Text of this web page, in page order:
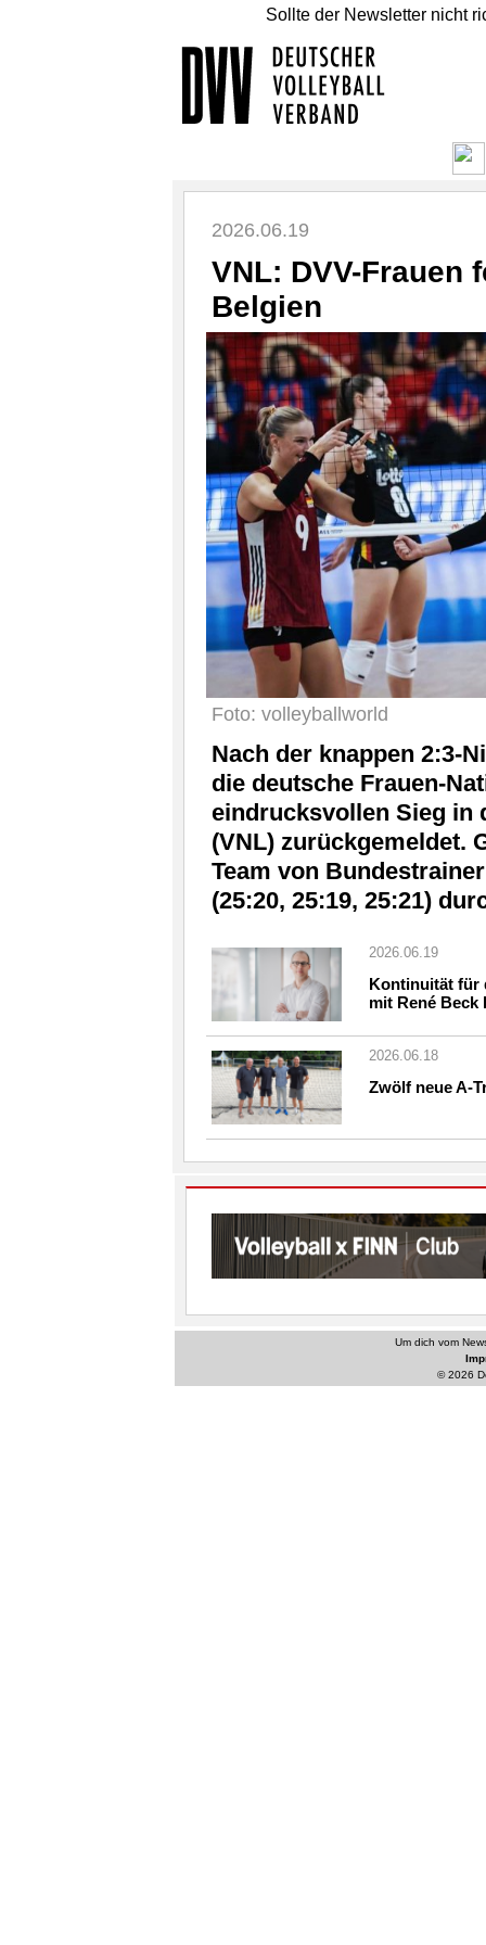
Sollte der Newsletter nicht
2026.06.19
VNL: DVV-Frauen
Belgien
Foto: volleyballworld
Nach der knappen 2:3-
die deutsche Frauen-
eindrucksvollen Sieg in
(VNL) zurückgemeldet.
Team von
(25:20, 25:19, 25:21)
2026.06.19
Kontinuität für
mit René Beck
2026.06.18
Zwölf neue A-
Um dich vom
© 2026